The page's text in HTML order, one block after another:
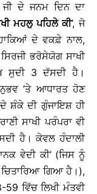
ਜੀ ਦੇ ਜਨਮ ਦਿਨ ਦਾ
ਮਹਲੁ ਪਹਿਲੇ ਕੀ’, ਜੋ
ਦੇ ਵਕਫ਼ੇ ਨਾਲ,
ਭਰੋਸੇਯੋਗ ਸਾਖੀ
ਸੁਦੀ 3 ਦੱਸਦੀ ਹੈ।
’ਤੇ ਆਧਾਰਤ ਹੋਣ
ਸ਼ੰਕੇ ਦੀ ਗੁੰਜਾਇਸ਼ ਹੀ
ਸਾਖੀ ਪਰੰਪਰਾ ਵੀ
ਹੈ। ਕੇਵਲ ਹੰਦਾਲੀ
ਵੇਦੀ ਕੀ’ (ਜਿਸ ਨੂੰ
ਚਿਤਾਰਿਆ ਗਿਆ ਹੈ।),
ਵਿੱਚ ਲਿਖੀ ਮੰਤਵੀ